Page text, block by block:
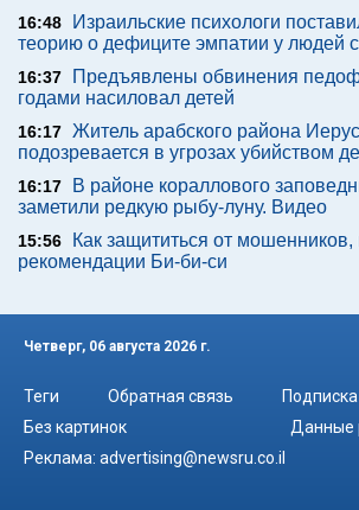
16:48
Израильские психологи
теорию о дефиците эмпатии у людей
16:37
Предъявлены обвинения
годами насиловал детей
16:17 Житель арабского района
подозревается в угрозах убийством
16:17
В районе кораллового
заметили редкую рыбу-луну. Видео
15:56
Как защититься от
рекомендации Би-би-си
Четверг, 06 августа 2026 г.
Теги Обратная связь
Без картинок
Данные
Реклама: advertising@newsru.co.il